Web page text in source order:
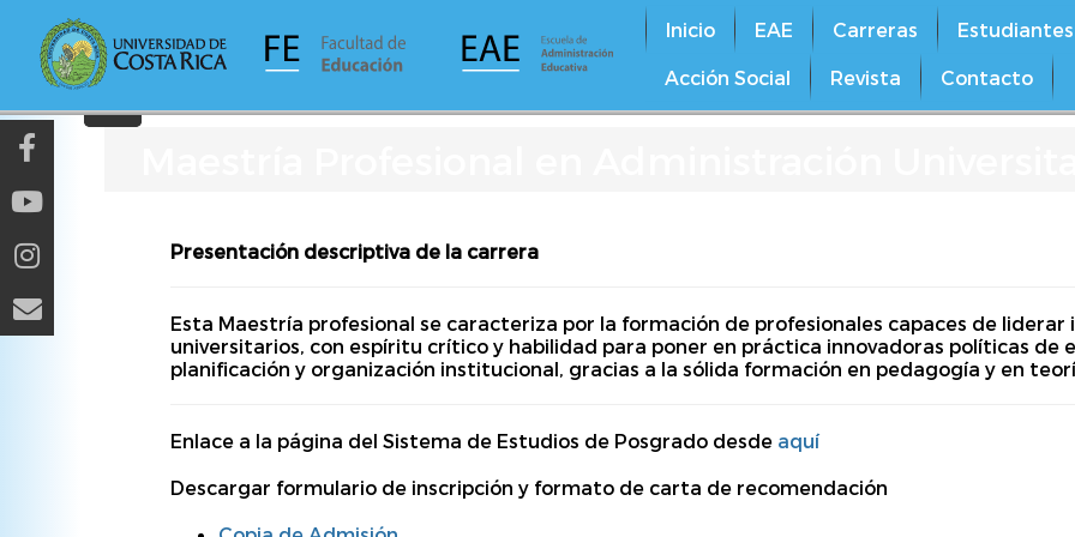
contenido
principal
Inicio EAE Carreras Estudiantes
Acción Social Revista Contacto
Presentación descriptiva de la carrera
Es­ta Ma­es­trí­a pro­fe­sio­nal se caracteriza por la formación de pro­fe­sio­na­les ca­pa­ces de
universitarios, con es­pí­ri­tu crí­ti­co y ha­bi­lidad pa­ra poner en práctica in­no­va­do­ras po­lí­ti­cas de
pla­ni­fi­ca­ción y or­ga­ni­za­ción ins­ti­tu­cio­nal, gra­cias a la só­li­da for­ma­ción en pe­da­go­gí­a y en
Enlace a la página del Sistema de Estudios de Posgrado desde aquí
Descargar formulario de inscripción y formato de carta de recomendación